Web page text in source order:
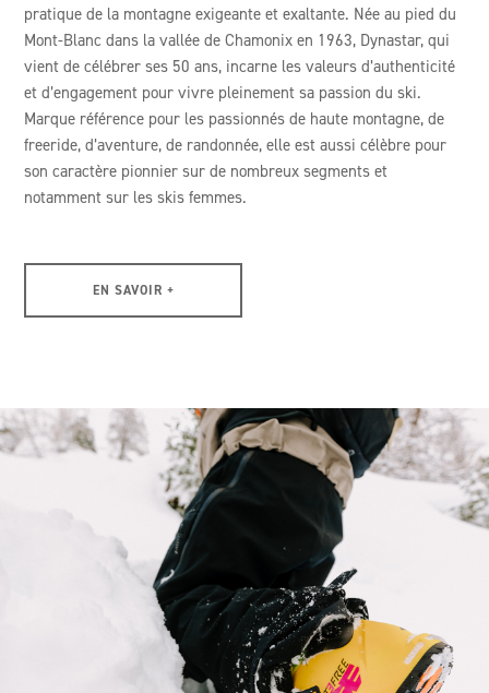
pratique de la montagne exigeante et exaltante. Née au pied du
Mont-Blanc dans la vallée de Chamonix en 1963, Dynastar, qui
vient de célébrer ses 50 ans, incarne les valeurs d’authenticité
et d’engagement pour vivre pleinement sa passion du ski.
Marque référence pour les passionnés de haute montagne, de
freeride, d’aventure, de randonnée, elle est aussi célèbre pour
son caractère pionnier sur de nombreux segments et
notamment sur les skis femmes.
EN SAVOIR +